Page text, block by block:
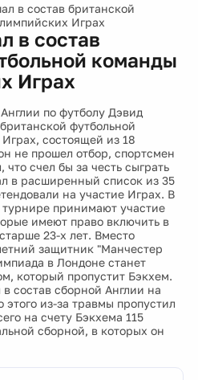
в состав британской
Играх
в состав
команды
Играх
по футболу Дэвид
футбольной
состоящей из 18
не прошел отбор, спортсмен
счел бы за честь сыграть
в расширенный список из 35
на участие Играх. В
принимают участие
имеют право включить в
23-х лет. Вместо
защитник "Манчестер
в Лондоне станет
который пропустит Бэкхем.
состав сборной Англии на
этого из-за травмы пропустил
на счету Бэкхема 115
сборной, в которых он